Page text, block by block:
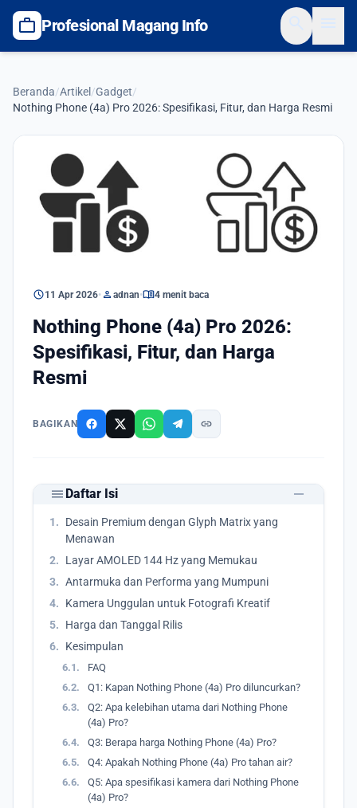
work Profesional Magang Info
Beranda/Artikel /Gadget/
Nothing Phone (4a) Pro 2026: Spesifikasi, Fitur, dan Harga Resmi
schedule11 Apr 2026• person adnan•menu_book4 menit baca
Nothing Phone (4a) Pro 2026:
Spesifikasi, Fitur, dan Harga
Resmi
BAGIKAN link
menu Daftar Isi remove
1.
Desain Premium dengan Glyph Matrix yang
Menawan
2.
Layar AMOLED 144 Hz yang Memukau
3. Antarmuka dan Performa yang Mumpuni
4.
Kamera Unggulan untuk Fotografi Kreatif
5.
Harga dan Tanggal Rilis
6.
Kesimpulan
6.1.
FAQ
6.2.
Q1: Kapan Nothing Phone (4a) Pro diluncurkan?
6.3.
Q2: Apa kelebihan utama dari Nothing Phone
(4a) Pro?
6.4.
Q3: Berapa harga Nothing Phone (4a) Pro?
6.5.
Q4: Apakah Nothing Phone (4a) Pro tahan air?
6.6.
Q5: Apa spesifikasi kamera dari Nothing Phone
(4a) Pro?